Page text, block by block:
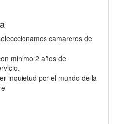
camareros de
minimo 2 años de
inquietud por el mundo de la